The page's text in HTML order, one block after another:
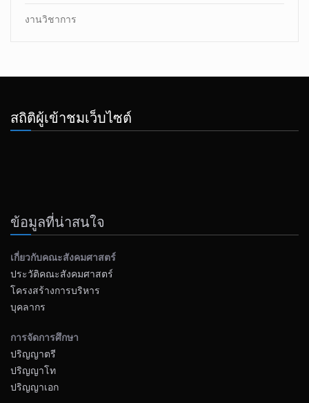
งานวิชาการ
สถิติผู้เข้าชมเว็บไซต์
ข้อมูลที่น่าสนใจ
เกี่ยวกับคณะสังคมศาสตร์
ประวัติคณะสังคมศาสตร์
โครงสร้างการบริหาร
บุคลากร
การจัดการศึกษา
ปริญญาตรี
ปริญญาโท
ปริญญาเอก